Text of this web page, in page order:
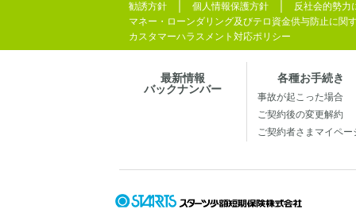
勧誘方針 個人情報保護方針
反社会的勢力
マネー・ローンダリング及びテロ資金供与防止に関
カスタマーハラスメント対応ポリシー
最新情報
バックナンバー
各種お手続き
事故が起こった場合
ご契約後の変更解約
ご契約者さまマイペー